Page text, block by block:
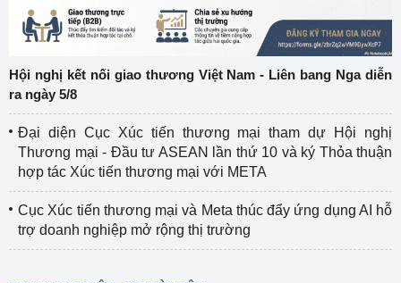
Hội nghị kết nối giao thương Việt Nam - Liên bang Nga diễn
ra ngày 5/8
Đại diện Cục Xúc tiến thương mại tham dự Hội nghị
Thương mại - Đầu tư ASEAN lần thứ 10 và ký Thỏa thuận
hợp tác Xúc tiến thương mại với META
Cục Xúc tiến thương mại và Meta thúc đẩy ứng dụng AI hỗ
trợ doanh nghiệp mở rộng thị trường